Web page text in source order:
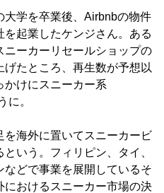
学を卒業後、Airbnbの物件
を起業したケンジさん。ある
ニーカーリセールショップの
げたところ、再生数が予想以
かけにスニーカー系
に。
海外に置いてスニーカービ
いう。フィリピン、タイ、
などで事業を展開しているそ
におけるスニーカー市場の決